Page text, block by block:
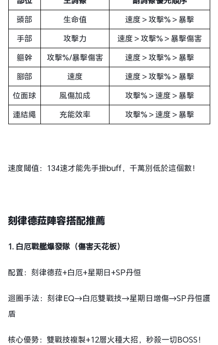
頭部
生命值
速度＞攻擊%＞暴擊
手部
攻擊力
速度＞攻擊%＞暴擊傷害
軀幹
攻擊%/暴擊傷害
速度＞攻擊%＞暴擊
腳部
速度
速度＞攻擊%＞暴擊
位面球
風傷加成
攻擊%＞速度＞暴擊
連結繩
充能效率 攻擊%＞速度＞暴擊
速度閾值：134速才能先手掛buff，千萬別低於這個數！
刻律德菈陣容搭配推薦
1. 白厄戰艦爆發隊（傷害天花板）
配置：刻律德菈+白厄+星期日+SP丹恒
迴圈手法：刻律EQ→白厄雙戰技→星期日增傷→SP丹恒護
盾
核心優勢：雙戰技複製+12層火種大招，秒殺一切BOSS！